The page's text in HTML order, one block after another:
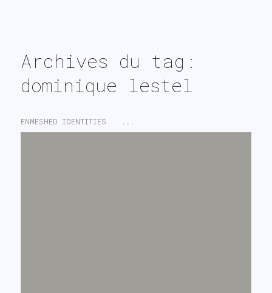
Archives du tag:
dominique lestel
ENMESHED IDENTITIES ...